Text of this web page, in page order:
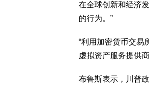
在全球创新和经济
的行为。”
“利用加密货币交易
虚拟资产服务提供
布鲁斯表示，川普